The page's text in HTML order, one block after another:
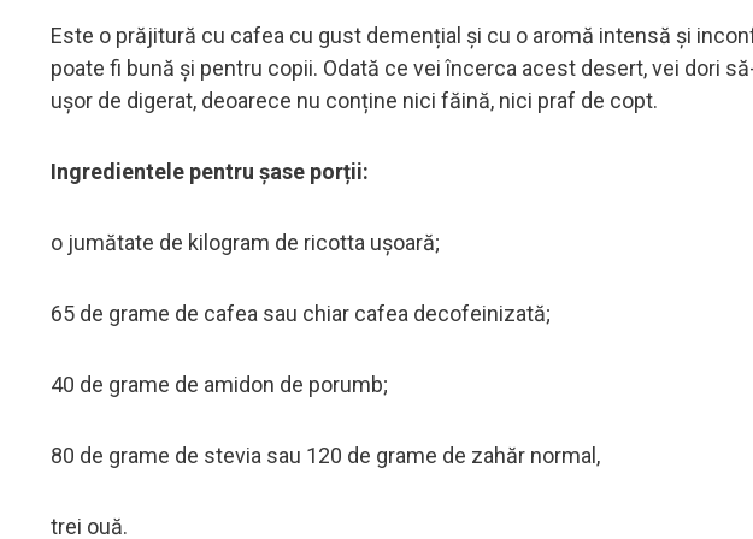
Este o prăjitură cu cafea cu gust demențial și cu o aromă intensă și
poate fi bună și pentru copii. Odată ce vei încerca acest desert, vei dori
ușor de digerat, deoarece nu conține nici făină, nici praf de copt.
Ingredientele pentru șase porții:
o jumătate de kilogram de ricotta ușoară;
65 de grame de cafea sau chiar cafea decofeinizată;
40 de grame de amidon de porumb;
80 de grame de stevia sau 120 de grame de zahăr normal,
trei ouă.